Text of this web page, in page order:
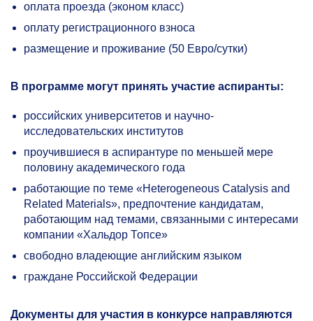
оплата проезда (эконом класс)
оплату регистрационного взноса
размещение и проживание (50 Евро/сутки)
В программе могут принять участие аспиранты:
российских университетов и научно-
исследовательских институтов
проучившиеся в аспирантуре по меньшей мере
половину академического года
работающие по теме «Heterogeneous Catalysis and
Related Materials», предпочтение кандидатам,
работающим над темами, связанными с интересами
компании «Хальдор Топсе»
свободно владеющие английским языком
граждане Российской Федерации
Документы для участия в конкурсе направляются